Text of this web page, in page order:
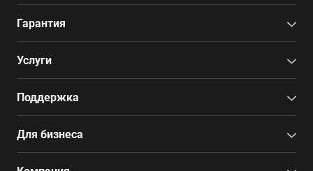
Гарантия
Услуги
Поддержка
Для бизнеса